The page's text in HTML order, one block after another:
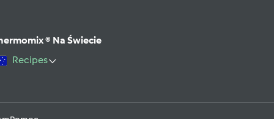
® Na Świecie
Recipes